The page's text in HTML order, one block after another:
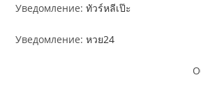
Уведомление:ทัวร์หลีเป๊ะ
Уведомление:หวย24